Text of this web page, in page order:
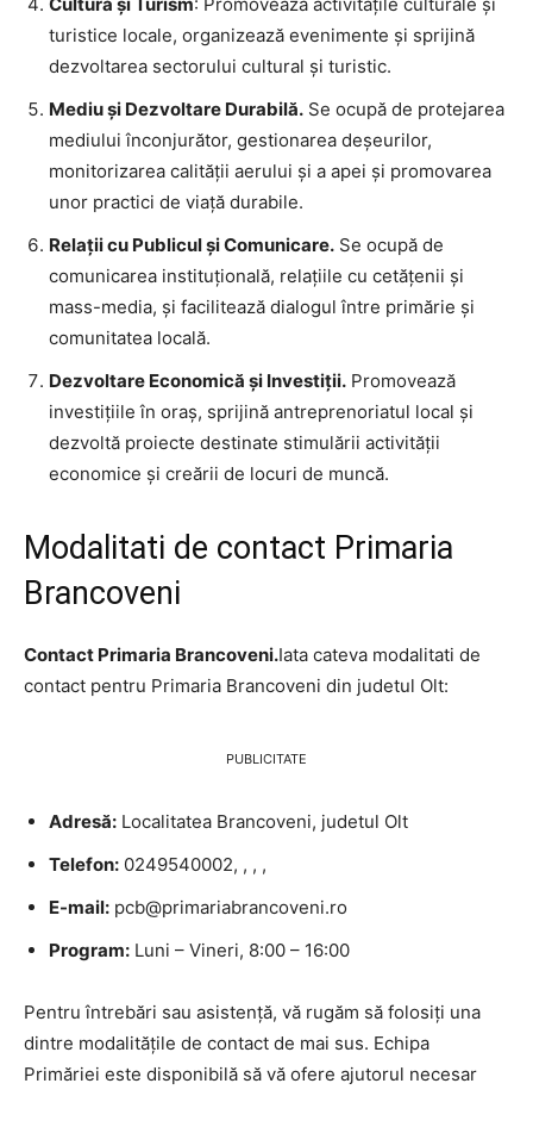
turistice locale, organizează evenimente și sprijină
dezvoltarea sectorului cultural și turistic.
Mediu și Dezvoltare Durabilă. Se ocupă de protejarea
mediului înconjurător, gestionarea deșeurilor,
monitorizarea calității aerului și a apei și promovarea
unor practici de viață durabile.
Relații cu Publicul și Comunicare. Se ocupă de
comunicarea instituțională, relațiile cu cetățenii și
mass-media, și facilitează dialogul între primărie și
comunitatea locală.
Dezvoltare Economică și Investiții. Promovează
investițiile în oraș, sprijină antreprenoriatul local și
dezvoltă proiecte destinate stimulării activității
economice și creării de locuri de muncă.
Modalitati de contact Primaria
Brancoveni
Contact Primaria Brancoveni.Iata cateva modalitati de
contact pentru Primaria Brancoveni din judetul Olt:
PUBLICITATE
Adresă: Localitatea Brancoveni, judetul Olt
Telefon: 0249540002, , , ,
E-mail: pcb@primariabrancoveni.ro
Program: Luni – Vineri, 8:00 – 16:00
Pentru întrebări sau asistență, vă rugăm să folosiți una
dintre modalitățile de contact de mai sus. Echipa
Primăriei este disponibilă să vă ofere ajutorul necesar